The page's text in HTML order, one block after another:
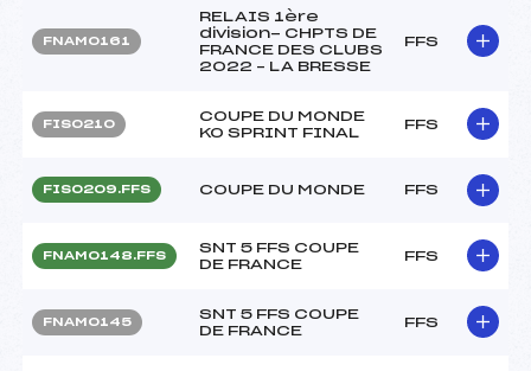
FNAM0161
RELAIS 1ère
division- CHPTS DE
FRANCE DES CLUBS
2022 – LA BRESSE
FFS
FIS0210
COUPE DU MONDE
KO SPRINT FINAL
FFS
FIS0209.FFS COUPE DU MONDE FFS
FNAM0148.FFS
SNT 5 FFS COUPE
DE FRANCE
FFS
FNAM0145
SNT 5 FFS COUPE
DE FRANCE
FFS